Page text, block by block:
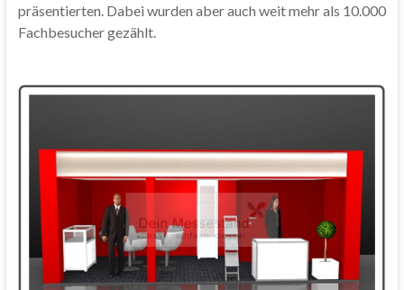
präsentierten. Dabei wurden aber auch weit mehr als 10.000
Fachbesucher gezählt.